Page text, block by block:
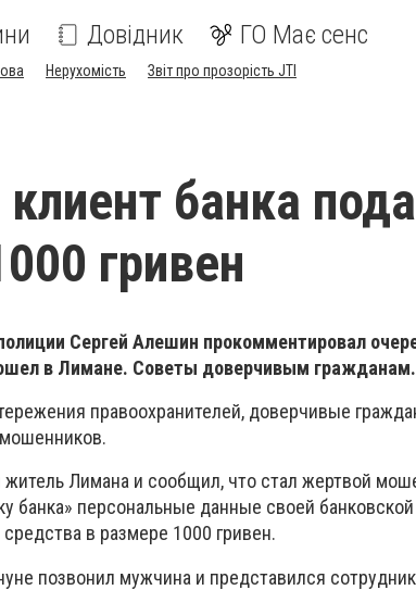
Довідник ГО Має сенс
Нерухомість Звіт про прозорість JTI
банка
гривен
Сергей Алешин прокомментировал
в Лимане. Советы доверчивым гражданам.
правоохранителей, доверчивые
Лимана и сообщил, что стал жертвой
банка» персональные данные своей
в размере 1000 гривен.
позвонил мужчина и представился